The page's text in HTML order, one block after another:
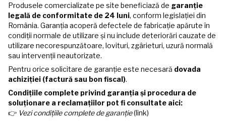
Produsele comercializate pe site beneficiază de garanție
legală de conformitate de 24 luni, conform legislației din
România. Garanția acoperă defectele de fabricație apărute în
condiții normale de utilizare și nu include deteriorări cauzate de
utilizare necorespunzătoare, lovituri, zgârieturi, uzură normală
sau intervenții neautorizate.
Pentru orice solicitare de garanție este necesară dovada
achiziției (factură sau bon fiscal).
Condițiile complete privind garanția și procedura de
soluționare a reclamațiilor pot fi consultate aici:
👉 Vezi condițiile complete de garanție(link)